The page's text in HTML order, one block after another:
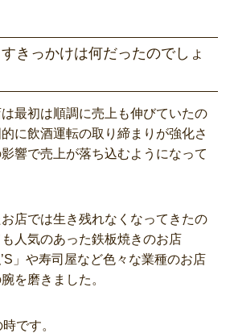
きっかけは何だったのでしょ
最初は順調に売上も伸びていたの
に飲酒運転の取り締まりが強化さ
響で売上が落ち込むようになって
店では生き残れなくなってきたの
人気のあった鉄板焼きのお店
」や寿司屋など色々な業種のお店
を磨きました。
です。